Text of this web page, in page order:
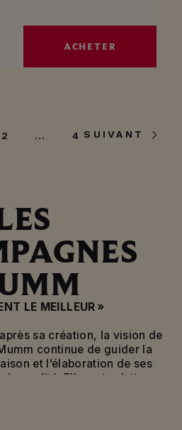
ACHETER
2 … 4 SUIVANT
LE MEILLEUR »
sa création, la vision de
continue de guider la
et l’élaboration de ses
qualité. Elle se traduit par